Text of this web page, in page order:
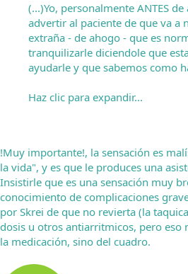
(...)Yo, personalmente ANTES
advertir al paciente de que va a
extraña - de ahogo - que es
tranquilizarle diciendole que
ayudarle y que sabemos como
Haz clic para expandir...
!Muy importante!, la sensación es
la vida", y es que le produces una
Insistirle que es una sensación muy
conocimiento de complicaciones
por Skrei de que no revierta (la
dosis u otros antiarritmicos, pero eso
la medicación, sino del cuadro.